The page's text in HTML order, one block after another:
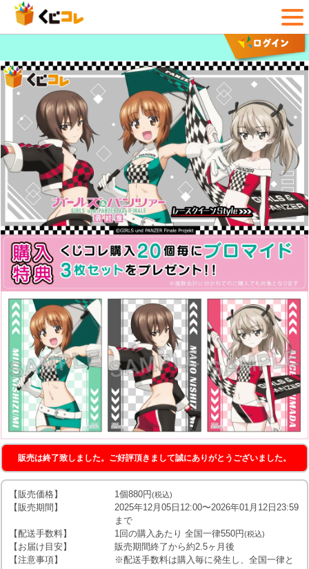
販売は終了致しました。ご好評頂きまして誠にありがとうございました。
【販売価格】 1個880円(税込)
【販売期間】
2025年12月05日12:00〜2026年01月12日23:59
まで
【配送手数料】
1回の購入あたり 全国一律550円(税込)
【お届け目安】
販売期間終了から約2.5ヶ月後
【注意事項】
※配送手数料は購入毎に発生し、全国一律と